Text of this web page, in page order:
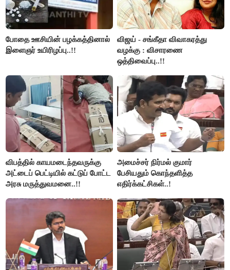
போதை ஊசியின் பழக்கத்தினால்
இளைஞர் உயிரிழப்பு..!!
விஜய் - சங்கீதா விவாகரத்து
வழக்கு : விசாரணை
ஒத்திவைப்பு..!!
விபத்தில் காயமடைந்தவருக்கு
அட்டைப் பெட்டியில் கட்டுப் போட்ட
அரசு மருத்துவமனை..!!
அமைச்சர் நிர்மல் குமார்
பேசியதும் கொந்தளித்த
எதிர்க்கட்சிகள்..!